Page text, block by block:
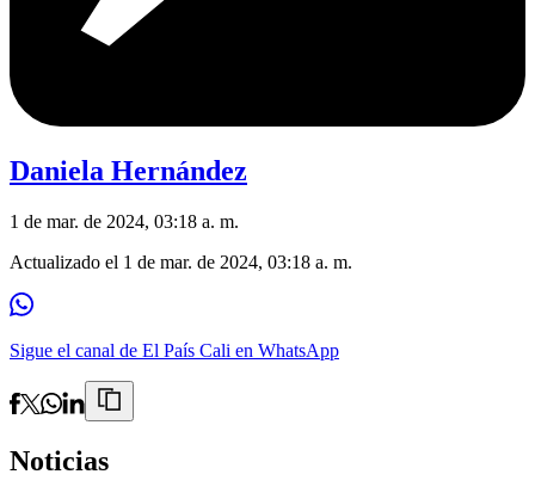
Daniela Hernández
1 de mar. de 2024, 03:18 a. m.
Actualizado el 1 de mar. de 2024, 03:18 a. m.
Sigue el canal de El País Cali en WhatsApp
Noticias